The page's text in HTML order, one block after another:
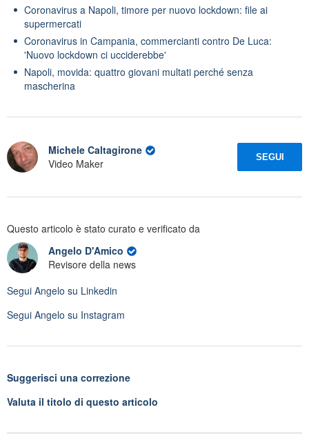
Coronavirus a Napoli, timore per nuovo lockdown: file ai
supermercati
Coronavirus in Campania, commercianti contro De Luca:
'Nuovo lockdown ci ucciderebbe'
Napoli, movida: quattro giovani multati perché senza
mascherina
Michele Caltagirone
Video Maker
SEGUI
Questo articolo è stato curato e verificato da
Angelo D'Amico
Revisore della news
Segui Angelo su Linkedin
Segui Angelo su Instagram
Suggerisci una correzione
Valuta il titolo di questo articolo